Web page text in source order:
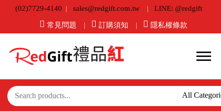
(02)7729-4140 sales@redgift.com.tw LINE: @redgift
常見問題 訂購須知 隱私權條款